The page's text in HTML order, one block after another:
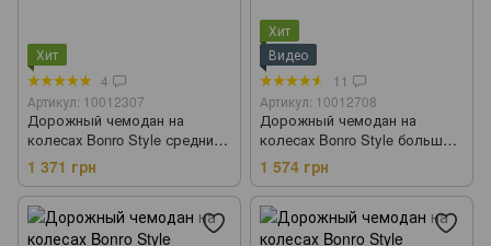
Хит
4
Артикул: 10012307
Дорожный чемодан на
колесах Bonro Style средний
черно-т.синий (10012307)
1 371 грн
Хит
Видео
11
Артикул: 10012708
Дорожный чемодан на
колесах Bonro Style большой
черно-вишневый (10012708)
1 574 грн